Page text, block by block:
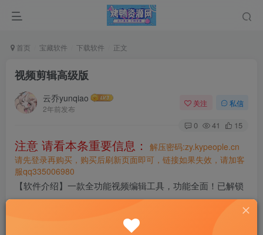
首页 宝藏软件 下载软件 正文
视频剪辑高级版
云乔yunqiao
2年前发布
关注 私信
0 41 15
注意 请看本条重要信息：
解压密码:zy.kypeople.cn
请先登录再购买，购买后刷新页面即可，链接如果失效，请加客
服qq335006980
【软件介绍】一款全功能视频编辑工具，功能全面！已解锁
高级版功能